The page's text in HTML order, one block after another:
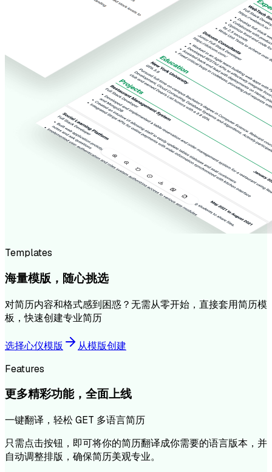
Templates
海量模版，随心挑选
对简历内容和格式感到困惑？无需从零开始，直接套用简历模
板，快速创建专业简历
选择心仪模版
从模版创建
Features
更多精彩功能，全面上线
一键翻译，轻松 GET 多语言简历
只需点击按钮，即可将你的简历翻译成你需要的语言版本，并
自动调整排版，确保简历美观专业。